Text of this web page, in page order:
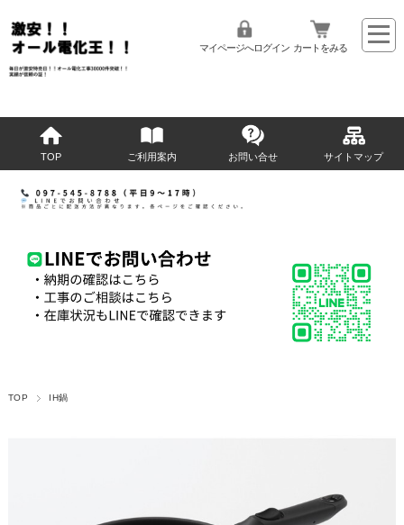
マイページへログイン カートをみる
TOP ご利用案内 お問い合せ サイトマップ
TOP IH鍋